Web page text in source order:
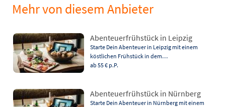
Mehr von diesem Anbieter
Abenteuerfrühstück in Leipzig
Starte Dein Abenteuer in Leipzig mit einem
köstlichen Frühstück in dem…
ab 55 € p.P.
Abenteuerfrühstück in Nürnberg
Starte Dein Abenteuer in Nürnberg mit einem